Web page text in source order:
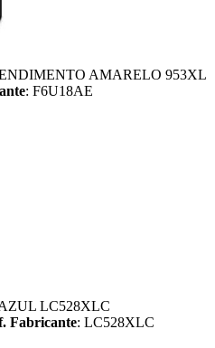
AMARELO 953XL
: F6U18AE
LC528XLC
Fabricante: LC528XLC